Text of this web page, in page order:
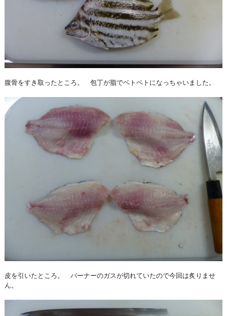
腹骨をすき取ったところ。 包丁が脂でベトベトになっちゃいました。
皮を引いたところ。 バーナーのガスが切れていたので今回は炙りませ
ん。